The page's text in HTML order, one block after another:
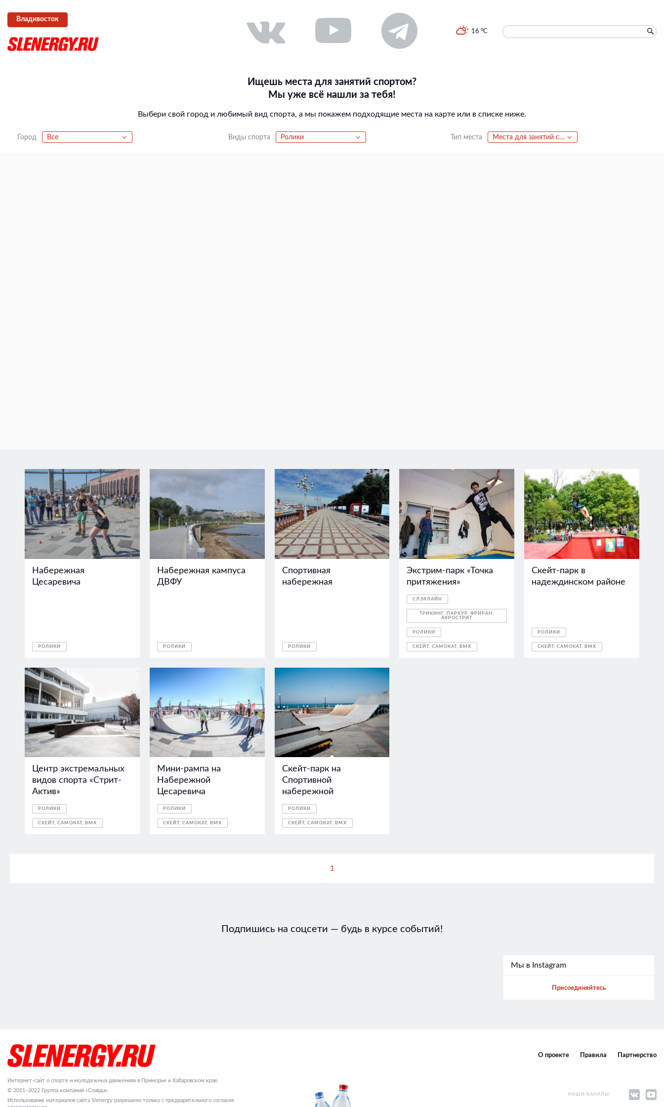
Владивосток
16 °C
Ищешь места для занятий спортом?
Мы уже всё нашли за тебя!
Выбери свой город и любимый вид спорта, а мы покажем подходящие места на карте или в списке ниже.
Город Все Виды спорта Ролики Тип места Места для занятий спортом
Набережная
Цесаревича
РОЛИКИ
Набережная кампуса
ДВФУ
РОЛИКИ
Спортивная
набережная
РОЛИКИ
Экстрим-парк «Точка
притяжения»
СЛЭКЛАЙН
ТРИКИНГ, ПАРКУР, ФРИРАН,
АКРОСТРИТ
РОЛИКИ
СКЕЙТ, САМОКАТ, BMX
Скейт-парк в
надеждинском районе
РОЛИКИ
СКЕЙТ, САМОКАТ, BMX
Центр экстремальных
видов спорта «Стрит-
Актив»
РОЛИКИ
СКЕЙТ, САМОКАТ, BMX
Мини-рампа на
Набережной
Цесаревича
РОЛИКИ
СКЕЙТ, САМОКАТ, BMX
Скейт-парк на
Спортивной
набережной
РОЛИКИ
СКЕЙТ, САМОКАТ, BMX
1
Подпишись на соцсети — будь в курсе событий!
Мы в Instagram
Присоединяйтесь
О проекте Правила Партнерство
Интернет-сайт о спорте и молодежных движениях в Приморье и Хабаровском крае.
© 2011–2022 Группа компаний «Славда».
Использование материалов сайта Slenergy разрешено только с предварительного согласия
НАШИ КАНАЛЫ: